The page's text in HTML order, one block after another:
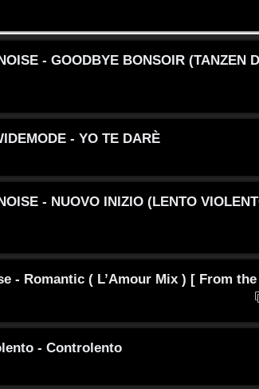
- GOODBYE BONSOIR (TANZEN
- YO TE DARÈ
- NUOVO INIZIO (LENTO
- Romantic ( L’Amour Mix ) [ From
- Controlento